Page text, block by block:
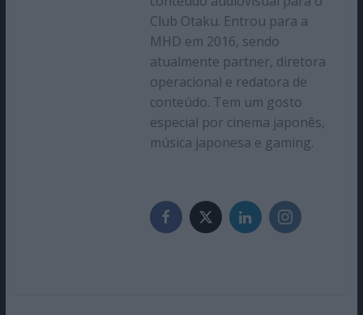
Club Otaku. Entrou para a
MHD em 2016, sendo
atualmente partner, diretora
operacional e redatora de
conteúdo. Tem um gosto
especial por cinema japonês,
música japonesa e gaming.